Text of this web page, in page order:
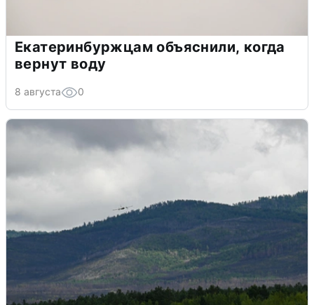
Екатеринбуржцам объяснили, когда
вернут воду
8 августа 0